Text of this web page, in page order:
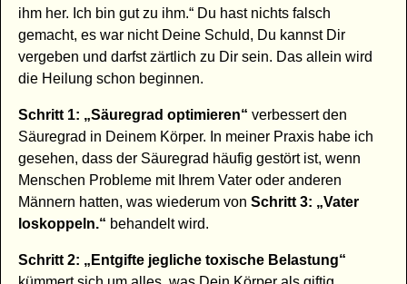
ihm her. Ich bin gut zu ihm.“ Du hast nichts falsch
gemacht, es war nicht Deine Schuld, Du kannst Dir
vergeben und darfst zärtlich zu Dir sein. Das allein wird
die Heilung schon beginnen.
Schritt 1: „Säuregrad optimieren“ verbessert den
Säuregrad in Deinem Körper. In meiner Praxis habe ich
gesehen, dass der Säuregrad häufig gestört ist, wenn
Menschen Probleme mit Ihrem Vater oder anderen
Männern hatten, was wiederum von Schritt 3: „Vater
loskoppeln.“ behandelt wird.
Schritt 2: „Entgifte jegliche toxische Belastung“